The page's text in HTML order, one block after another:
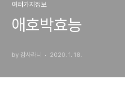
여러가지정보
애호박효능
by 감사라니 2020. 1. 18.